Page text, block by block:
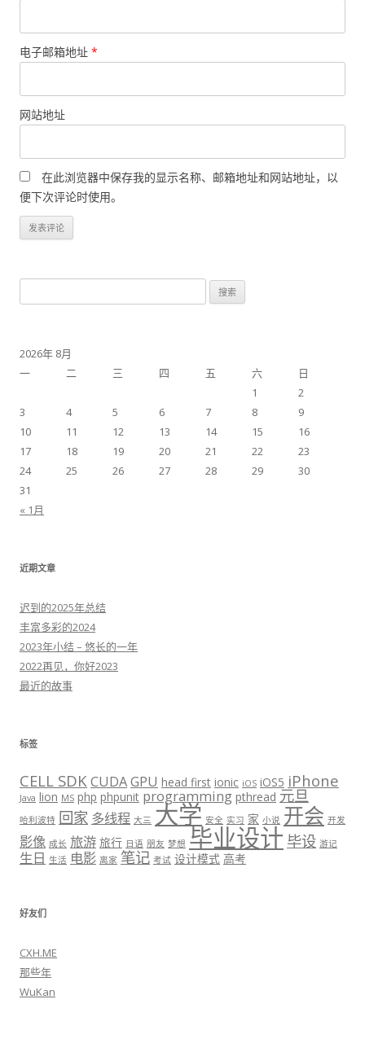
电子邮箱地址 *
网站地址
在此浏览器中保存我的显示名称、邮箱地址和网站地址，以
便下次评论时使用。
索：
2026年 8月
一
二 三 四 五 六
日
1
2
3
4 5 6 7 8
9
10
11 12 13 14 15
16
17
18 19 20 21 22
23
24
25 26 27 28 29
30
31
« 1月
近期文章
迟到的2025年总结
丰富多彩的2024
2023年小结 – 悠长的一年
2022再见，你好2023
最近的故事
标签
CELL SDKCUDAGPU head first ionic iOS iOS5 iPhone
Java lion MS php phpunit programming pthread 元旦
哈利波特 回家 多线程 大三 大学 安全 实习 家 小说 开会 开发
影像 成长 旅游 旅行 日语 朋友 梦想 毕业设计 毕设 游记
生日 生活 电影 离家 笔记 考试 设计模式 高考
好友们
CXH.ME
那些年
WuKan